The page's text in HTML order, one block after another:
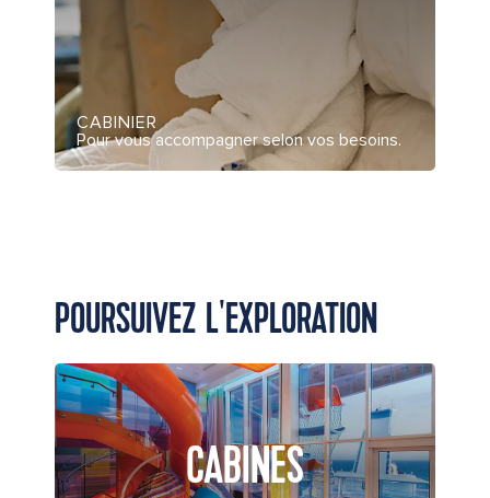
CABINIER
Pour vous accompagner selon vos besoins.
POURSUIVEZ L'EXPLORATION
CABINES